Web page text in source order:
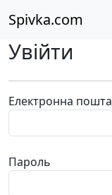
Spivka.com
Увійти
Електронна пошта
Пароль